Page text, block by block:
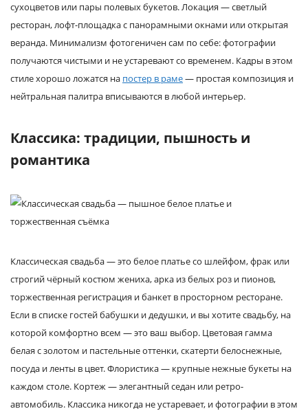
сухоцветов или пары полевых букетов. Локация — светлый
ресторан, лофт-площадка с панорамными окнами или открытая
веранда. Минимализм фотогеничен сам по себе: фотографии
получаются чистыми и не устаревают со временем. Кадры в этом
стиле хорошо ложатся на постер в раме— простая композиция и
нейтральная палитра вписываются в любой интерьер.
Классика: традиции, пышность и
романтика
Классическая свадьба — это белое платье со шлейфом, фрак или
строгий чёрный костюм жениха, арка из белых роз и пионов,
торжественная регистрация и банкет в просторном ресторане.
Если в списке гостей бабушки и дедушки, и вы хотите свадьбу, на
которой комфортно всем — это ваш выбор. Цветовая гамма
белая с золотом и пастельные оттенки, скатерти белоснежные,
посуда и ленты в цвет. Флористика — крупные нежные букеты на
каждом столе. Кортеж — элегантный седан или ретро-
автомобиль. Классика никогда не устаревает, и фотографии в этом